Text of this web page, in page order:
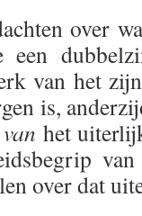
een
van het
is,
het
over dat